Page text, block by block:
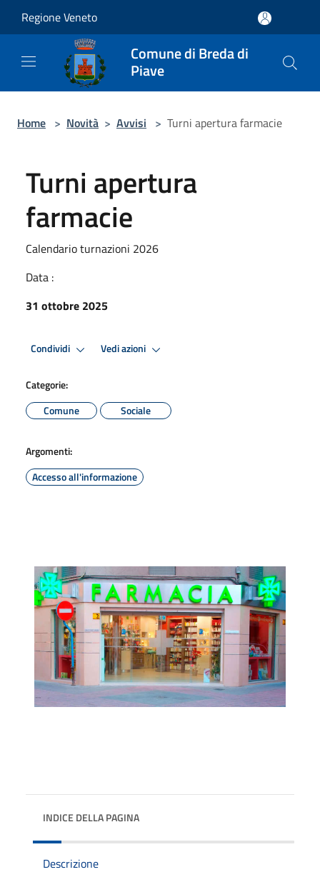
Regione Veneto
Comune di Breda di
Piave
Home > Novità > Avvisi > Turni apertura farmacie
Turni apertura
farmacie
Calendario turnazioni 2026
Data :
31 ottobre 2025
Condividi Vedi azioni
Categorie:
Comune
Sociale
Argomenti:
Accesso all'informazione
INDICE DELLA PAGINA
Descrizione